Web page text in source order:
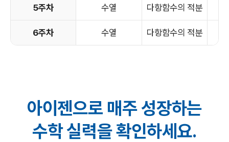
5주차 수열 다항함수의 적분
6주차 수열 다항함수의 적분
아이젠으로 매주 성장하는
수학 실력을 확인하세요.